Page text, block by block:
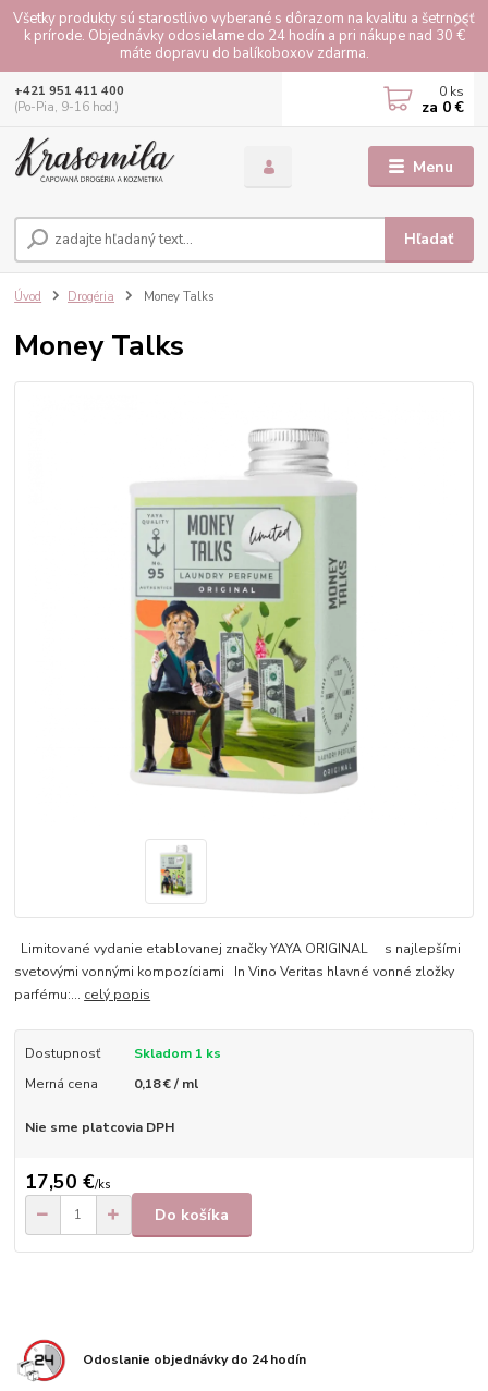
Všetky produkty sú starostlivo vyberané s dôrazom na kvalitu a šetrnosť
k prírode. Objednávky odosielame do 24 hodín a pri nákupe nad 30 €
máte dopravu do balíkoboxov zdarma.
Menu
Hľadať
+421 951 411 400
(Po-Pia, 9-16 hod.)
0 ks
za 0 €
Úvod Drogéria Money Talks
Money Talks
Limitované vydanie etablovanej značky YAYA ORIGINAL s najlepšími
svetovými vonnými kompozíciami In Vino Veritas hlavné vonné zložky
parfému:... celý popis
Dostupnosť
Skladom 1 ks
Merná cena
0,18 € / ml
Nie sme platcovia DPH
17,50 €/ks
Do košíka
Odoslanie objednávky do 24 hodín